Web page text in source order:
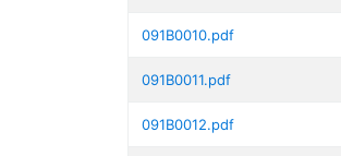
091B0010.pdf
091B0011.pdf
091B0012.pdf